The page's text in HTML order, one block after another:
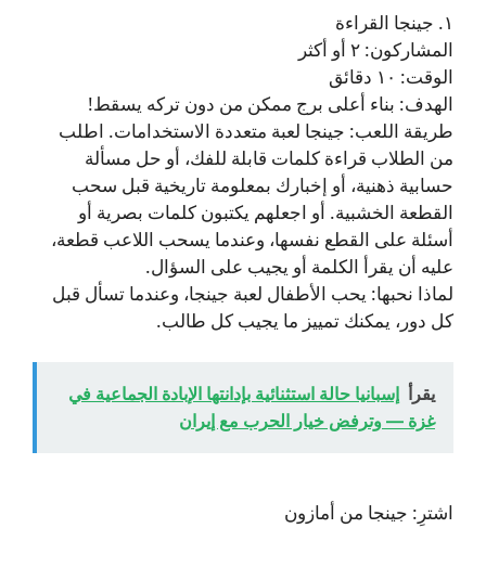
١. جينجا القراءة
المشاركون: ٢ أو أكثر
الوقت: ١٠ دقائق
الهدف: بناء أعلى برج ممكن من دون تركه يسقط!
طريقة اللعب: جينجا لعبة متعددة الاستخدامات. اطلب
من الطلاب قراءة كلمات قابلة للفك، أو حل مسألة
حسابية ذهنية، أو إخبارك بمعلومة تاريخية قبل سحب
القطعة الخشبية. أو اجعلهم يكتبون كلمات بصرية أو
أسئلة على القطع نفسها، وعندما يسحب اللاعب قطعة،
عليه أن يقرأ الكلمة أو يجيب على السؤال.
لماذا نحبها: يحب الأطفال لعبة جينجا، وعندما تسأل قبل
كل دور، يمكنك تمييز ما يجيب كل طالب.
يقرأ إسبانيا حالة استثنائية بإدانتها الإبادة الجماعية في
غزة — وترفض خيار الحرب مع إيران
اشترِ: جينجا من أمازون